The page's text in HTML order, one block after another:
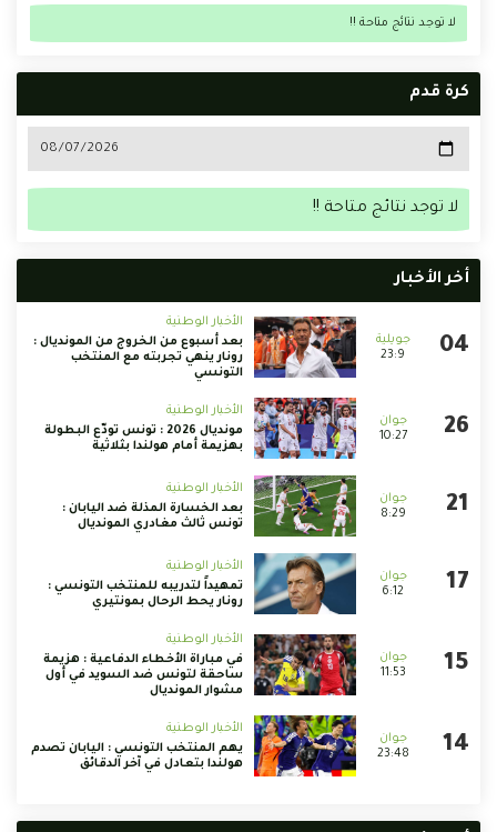
لا توجد نتائج متاحة !!
كرة قدم
لا توجد نتائج متاحة !!
أخر الأخبار
23:9
الأخبار الوطنية
بعد أسبوع من الخروج من المونديال :
رونار ينهي تجربته مع المنتخب
التونسي
10:27
الأخبار الوطنية
مونديال 2026 : تونس تودّع البطولة
بهزيمة أمام هولندا بثلاثية
8:29
الأخبار الوطنية
بعد الخسارة المذلة ضد اليابان :
تونس ثالث مغادري المونديال
6:12
الأخبار الوطنية
تمهيداً لتدريبه للمنتخب التونسي :
رونار يحط الرحال بمونتيري
11:53
الأخبار الوطنية
في مباراة الأخطاء الدفاعية : هزيمة
ساحقة لتونس ضد السويد في أول
مشوار المونديال
23:48
الأخبار الوطنية
يهم المنتخب التونسي : اليابان تصدم
هولندا بتعادل في آخر الدقائق